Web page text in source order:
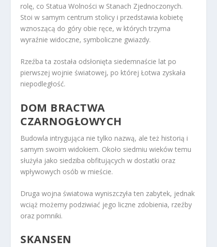
rolę, co Statua Wolności w Stanach Zjednoczonych.
Stoi w samym centrum stolicy i przedstawia kobietę
wznoszącą do góry obie ręce, w których trzyma
wyraźnie widoczne, symboliczne gwiazdy.
Rzeźba ta została odsłonięta siedemnaście lat po
pierwszej wojnie światowej, po której Łotwa zyskała
niepodległość.
DOM BRACTWA
CZARNOGŁOWYCH
Budowla intrygująca nie tylko nazwą, ale też historią i
samym swoim widokiem. Około siedmiu wieków temu
służyła jako siedziba obfitujących w dostatki oraz
wpływowych osób w mieście.
Druga wojna światowa wyniszczyła ten zabytek, jednak
wciąż możemy podziwiać jego liczne zdobienia, rzeźby
oraz pomniki.
SKANSEN